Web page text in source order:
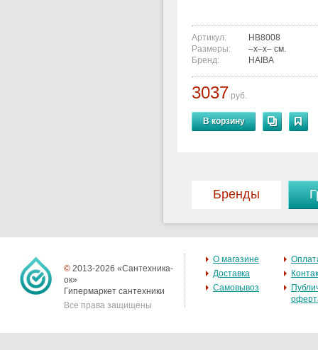
Артикул:
HB8008
Размеры:
–x–x– см.
Бренд:
HAIBA
3037 руб.
В корзину
Бренды
© 2013-2026 «Сантехника-
ок»
Гипермаркет сантехники
Все права защищены
О магазине
Доставка
Самовывоз